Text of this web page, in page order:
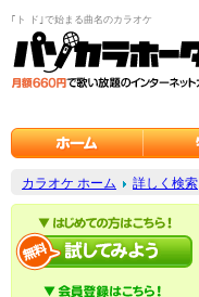
｢ト ド｣で始まる曲名のカラオケ
カラオケ ホーム 詳しく検索